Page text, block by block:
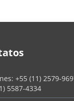
+55 (11) 2579-
5587-4334